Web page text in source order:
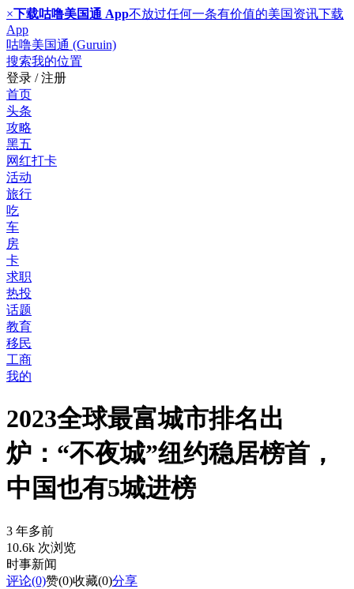
×下载咕噜美国通 App不放过任何一条有价值的美国资讯下载
App
咕噜美国通 (Guruin)
搜索我的位置
登录 / 注册
首页
头条
攻略
黑五
网红打卡
活动
旅行
吃
车
房
卡
求职
热投
话题
教育
移民
工商
我的
2023全球最富城市排名出
炉：“不夜城”纽约稳居榜首，
中国也有5城进榜
3 年多前
10.6k 次浏览
时事新闻
评论(0)赞(0)收藏(0)分享